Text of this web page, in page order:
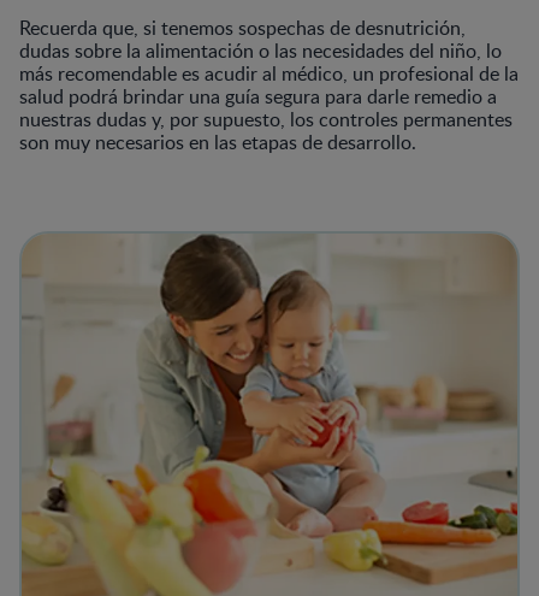
Recuerda que, si tenemos sospechas de desnutrición,
dudas sobre la alimentación o las necesidades del niño, lo
más recomendable es acudir al médico, un profesional de la
salud podrá brindar una guía segura para darle remedio a
nuestras dudas y, por supuesto, los controles permanentes
son muy necesarios en las etapas de desarrollo.
View details